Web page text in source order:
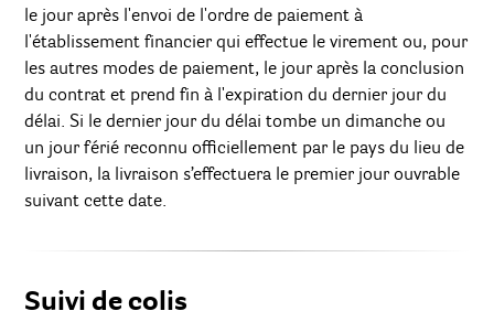
le jour après l'envoi de l'ordre de paiement à
l'établissement financier qui effectue le virement ou, pour
les autres modes de paiement, le jour après la conclusion
du contrat et prend fin à l'expiration du dernier jour du
délai. Si le dernier jour du délai tombe un dimanche ou
un jour férié reconnu officiellement par le pays du lieu de
livraison, la livraison s’effectuera le premier jour ouvrable
suivant cette date.
Suivi de colis